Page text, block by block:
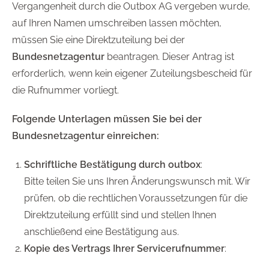
Vergangenheit durch die Outbox AG vergeben wurde,
auf Ihren Namen umschreiben lassen möchten,
müssen Sie eine Direktzuteilung bei der
Bundesnetzagentur beantragen. Dieser Antrag ist
erforderlich, wenn kein eigener Zuteilungsbescheid für
die Rufnummer vorliegt.
Folgende Unterlagen müssen Sie bei der
Bundesnetzagentur einreichen:
Schriftliche Bestätigung durch outbox:
Bitte teilen Sie uns Ihren Änderungswunsch mit. Wir
prüfen, ob die rechtlichen Voraussetzungen für die
Direktzuteilung erfüllt sind und stellen Ihnen
anschließend eine Bestätigung aus.
Kopie des Vertrags Ihrer Servicerufnummer: